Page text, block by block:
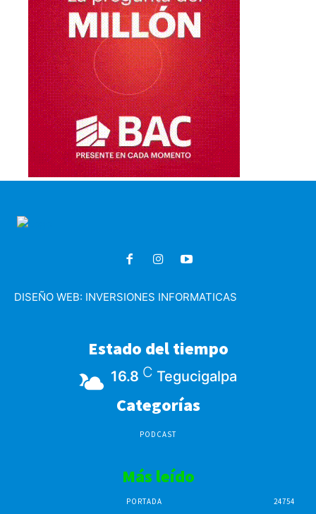
DISEÑO WEB: INVERSIONES INFORMATICAS
Estado del tiempo
16.8 C Tegucigalpa
Categorías
PODCAST
Más leído
PORTADA
24754